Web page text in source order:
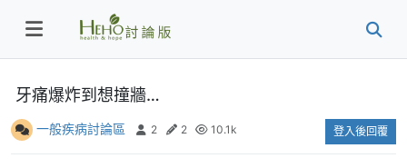
牙痛爆炸到想撞牆…
一般疾病討論區 2 2 10.1k 登入後回覆